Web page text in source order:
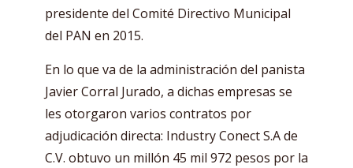
presidente del Comité Directivo Municipal
del PAN en 2015.
En lo que va de la administración del panista
Javier Corral Jurado, a dichas empresas se
les otorgaron varios contratos por
adjudicación directa: Industry Conect S.A de
C.V. obtuvo un millón 45 mil 972 pesos por la